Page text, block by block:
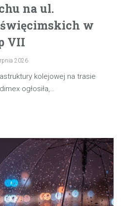
na ul.
w
VII
2026
kolejowej na trasie
ogłosiła,…